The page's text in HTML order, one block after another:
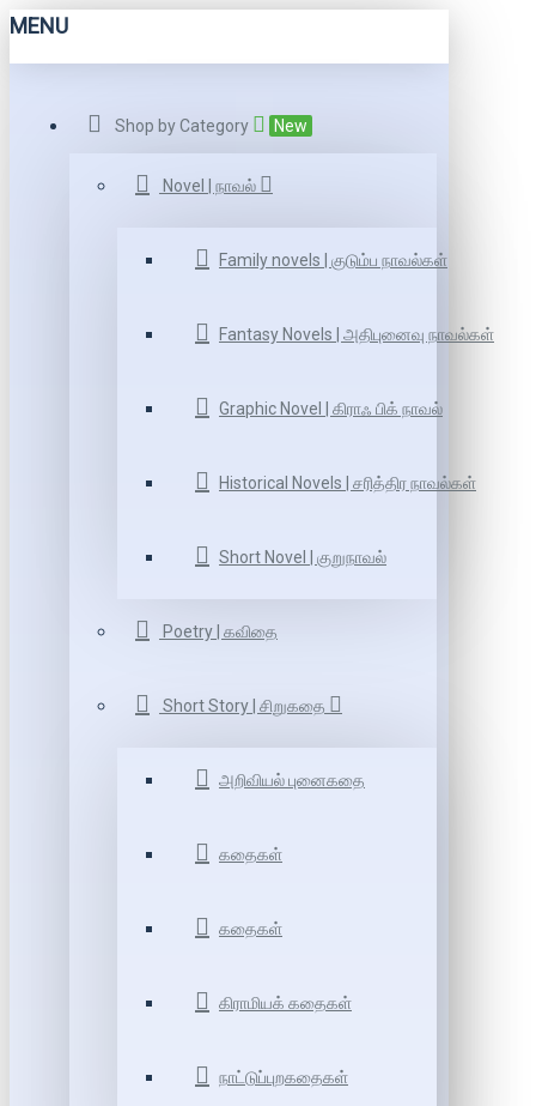
MENU
Shop by Category New
Novel | நாவல்
Family novels | குடும்ப நாவல்கள்
Fantasy Novels | அதிபுனைவு நாவல்கள்
Graphic Novel | கிராஃ பிக் நாவல்
Historical Novels | சரித்திர நாவல்கள்
Short Novel | குறுநாவல்
Poetry | கவிதை
Short Story | சிறுகதை
அறிவியல் புனைகதை
கதைகள்
கதைகள்
கிராமியக் கதைகள்
நாட்டுப்புறகதைகள்